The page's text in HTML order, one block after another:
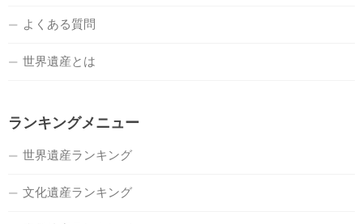
よくある質問
世界遺産とは
ランキングメニュー
世界遺産ランキング
文化遺産ランキング